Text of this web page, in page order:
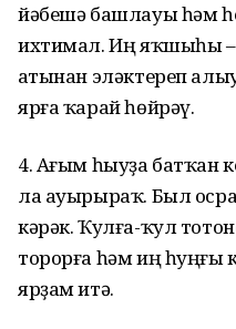
йәбешә башлауы һәм
ихтимал. Иң яҡшыһы –
аҫтынан эләктереп
ярға ҡарай һөйрәү.
4. Ағым һыуҙа батҡан
ла ауырыраҡ. Был
кәрәк. Ҡулға-ҡул
торорға һәм иң һуңғы
ярҙам итә.